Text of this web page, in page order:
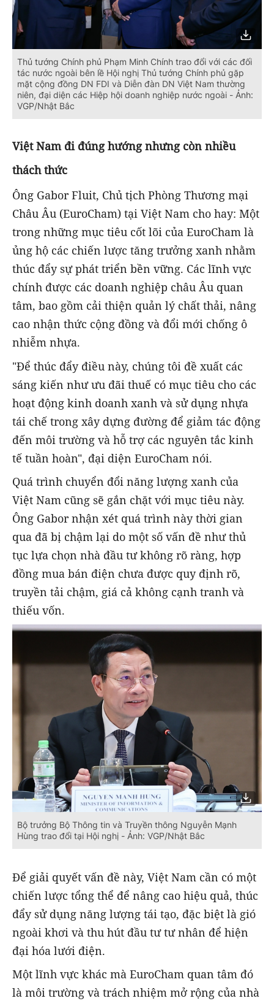
Thủ tướng Chính phủ Phạm Minh Chính trao đổi với các đối
tác nước ngoài bên lề Hội nghị Thủ tướng Chính phủ gặp
mặt cộng đồng DN FDI và Diễn đàn DN Việt Nam thường
niên, đại diện các Hiệp hội doanh nghiệp nước ngoài - Ảnh:
VGP/Nhật Bắc
Việt Nam đi đúng hướng nhưng còn nhiều
thách thức
Ông Gabor Fluit, Chủ tịch Phòng Thương mại
Châu Âu (EuroCham) tại Việt Nam cho hay: Một
trong những mục tiêu cốt lõi của EuroCham là
ủng hộ các chiến lược tăng trưởng xanh nhằm
thúc đẩy sự phát triển bền vững. Các lĩnh vực
chính được các doanh nghiệp châu Âu quan
tâm, bao gồm cải thiện quản lý chất thải, nâng
cao nhận thức cộng đồng và đổi mới chống ô
nhiễm nhựa.
"Để thúc đẩy điều này, chúng tôi đề xuất các
sáng kiến như ưu đãi thuế có mục tiêu cho các
hoạt động kinh doanh xanh và sử dụng nhựa
tái chế trong xây dựng đường để giảm tác động
đến môi trường và hỗ trợ các nguyên tắc kinh
tế tuần hoàn", đại diện EuroCham nói.
Quá trình chuyển đổi năng lượng xanh của
Việt Nam cũng sẽ gắn chặt với mục tiêu này.
Ông Gabor nhận xét quá trình này thời gian
qua đã bị chậm lại do một số vấn đề như thủ
tục lựa chọn nhà đầu tư không rõ ràng, hợp
đồng mua bán điện chưa được quy định rõ,
truyền tải chậm, giá cả không cạnh tranh và
thiếu vốn.
Bộ trưởng Bộ Thông tin và Truyền thông Nguyễn Mạnh
Hùng trao đổi tại Hội nghị - Ảnh: VGP/Nhật Bắc
Để giải quyết vấn đề này, Việt Nam cần có một
chiến lược tổng thể để nâng cao hiệu quả, thúc
đẩy sử dụng năng lượng tái tạo, đặc biệt là gió
ngoài khơi và thu hút đầu tư tư nhân để hiện
đại hóa lưới điện.
Một lĩnh vực khác mà EuroCham quan tâm đó
là môi trường và trách nhiệm mở rộng của nhà